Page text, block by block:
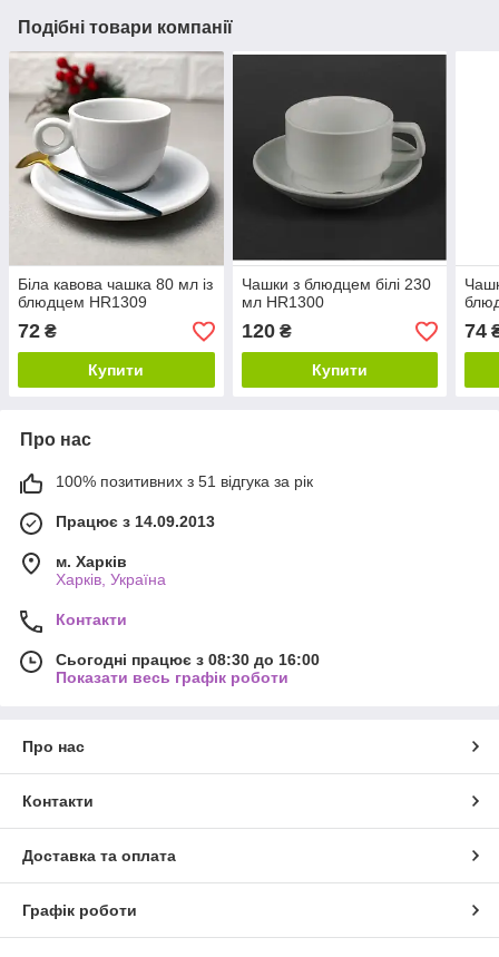
Подібні товари компанії
Біла кавова чашка 80 мл із
блюдцем HR1309
72 ₴
Купити
Чашки з блюдцем білі 230
мл HR1300
120₴
Купити
74
Про нас
100% позитивних з 51 відгука за рік
Працює з 14.09.2013
м. Харків
Харків, Україна
Контакти
Сьогодні працює з 08:30 до 16:00
Показати весь графік роботи
Про нас
Контакти
Доставка та оплата
Графік роботи